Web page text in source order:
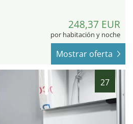
248,37 EUR
por habitación y noche
Mostrar oferta
27